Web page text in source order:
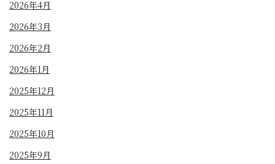
2026年4月
2026年3月
2026年2月
2026年1月
2025年12月
2025年11月
2025年10月
2025年9月